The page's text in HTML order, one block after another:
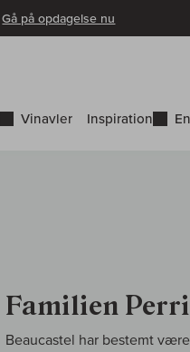
Gå på opdagelse nu
Vinavler Inspiration
Familien
Beaucastel har bestemt